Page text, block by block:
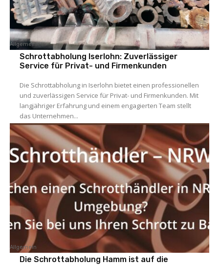
Allgemein
Schrottabholung Iserlohn: Zuverlässiger
Service für Privat- und Firmenkunden
Die Schrottabholung in Iserlohn bietet einen professionellen
und zuverlässigen Service für Privat- und Firmenkunden. Mit
langjähriger Erfahrung und einem engagierten Team stellt
das Unternehmen...
Allgemein
Die Schrottabholung Hamm ist auf die